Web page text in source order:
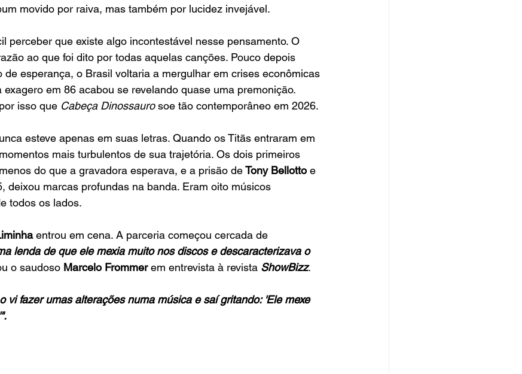
movido por raiva, mas também por lucidez invejável.
perceber que existe algo incontestável nesse pensamento. O
ao que foi dito por todas aquelas canções. Pouco depois
de esperança, o Brasil voltaria a mergulhar em crises econômicas
em 86 acabou se revelando quase uma premonição.
isso que Cabeça Dinossauro soe tão contemporâneo em 2026.
esteve apenas em suas letras. Quando os Titãs entraram em
mais turbulentos de sua trajetória. Os dois primeiros
do que a gravadora esperava, e a prisão de Tony Bellotto e
deixou marcas profundas na banda. Eram oito músicos
todos os lados.
entrou em cena. A parceria começou cercada de
lenda de que ele mexia muito nos discos e descaracterizava o
o saudoso Marcelo Frommer em entrevista à revista ShowBizz.
vi fazer umas alterações numa música e saí gritando: 'Ele mexe